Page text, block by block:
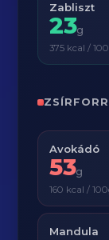
Zabliszt
23g
375 kcal /
Avokádó
53g
160 kcal /
Mandula